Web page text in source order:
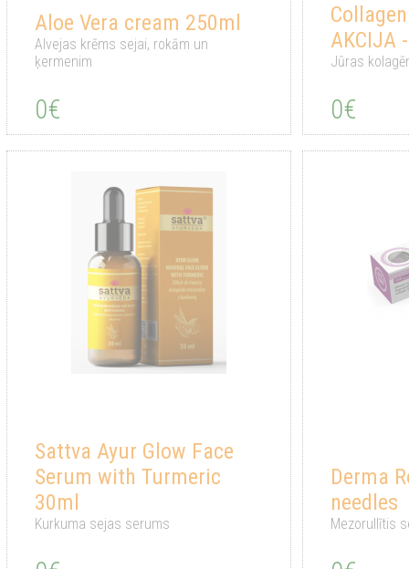
Aloe Vera cream 250ml
Alvejas krēms sejai, rokām un
ķermenim
0€
AKCIJA
Jūras
0€
Sattva Ayur Glow Face
Serum with Turmeric
30ml
Kurkuma sejas serums
Derma
needles
Mezorullītis